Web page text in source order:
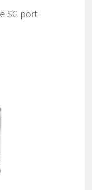
SC port